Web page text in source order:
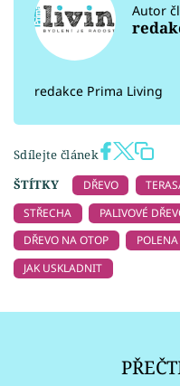
Autor
redakce Prima Living
Sdílejte článek
ŠTÍTKY
DŘEVO
STŘECHA
PALIVOVÉ
DŘEVO NA OTOP
JAK USKLADNIT